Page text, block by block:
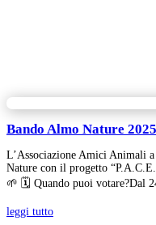
Bando Almo Nature 2025
L’Associazione Amici Animali
Nature con il progetto
🌱 🗓 Quando puoi votare?Dal
leggi tutto